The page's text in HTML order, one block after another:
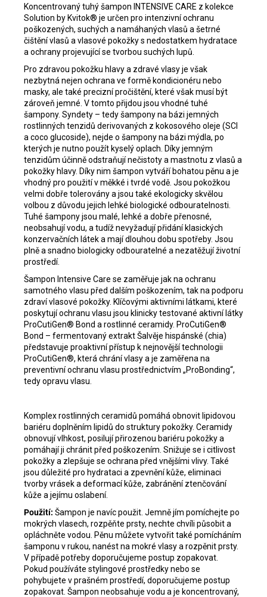
Koncentrovaný tuhý šampon INTENSIVE CARE z kolekce
Solution by Kvitok® je určen pro intenzivní ochranu
poškozených, suchých a namáhaných vlasů a šetrné
čištění vlasů a vlasové pokožky s nedostatkem hydratace
a ochrany projevující se tvorbou suchých lupů.
Pro zdravou pokožku hlavy a zdravé vlasy je však
nezbytná nejen ochrana ve formě kondicionéru nebo
masky, ale také precizní pročištění, které však musí být
zároveň jemné. V tomto přijdou jsou vhodné tuhé
šampony. Syndety – tedy šampony na bázi jemných
rostlinných tenzidů derivovaných z kokosového oleje (SCI
a coco glucoside), nejde o šampony na bázi mýdla, po
kterých je nutno použít kyselý oplach. Díky jemným
tenzidům účinně odstraňují nečistoty a mastnotu z vlasů a
pokožky hlavy. Díky nim šampon vytváří bohatou pěnu a je
vhodný pro použití v měkké i tvrdé vodě. Jsou pokožkou
velmi dobře tolerovány a jsou také ekologicky skvělou
volbou z důvodu jejich lehké biologické odbouratelnosti.
Tuhé šampony jsou malé, lehké a dobře přenosné,
neobsahují vodu, a tudíž nevyžadují přidání klasických
konzervačních látek a mají dlouhou dobu spotřeby. Jsou
plně a snadno biologicky odbouratelné a nezatěžují životní
prostředí.
Šampon Intensive Care se zaměřuje jak na ochranu
samotného vlasu před dalším poškozením, tak na podporu
zdraví vlasové pokožky. Klíčovými aktivními látkami, které
poskytují ochranu vlasu jsou klinicky testované aktivní látky
ProCutiGen® Bond a rostlinné ceramidy. ProCutiGen®
Bond – fermentovaný extrakt Šalvěje hispánské (chia)
představuje proaktivní přístup k nejnovější technologii
ProCutiGen®, která chrání vlasy a je zaměřena na
preventivní ochranu vlasu prostřednictvím „ProBonding“,
tedy opravu vlasu.
Komplex rostlinných ceramidů pomáhá obnovit lipidovou
bariéru doplněním lipidů do struktury pokožky. Ceramidy
obnovují vlhkost, posilují přirozenou bariéru pokožky a
pomáhají ji chránit před poškozením. Snižuje se i citlivost
pokožky a zlepšuje se ochrana před vnějšími vlivy. Také
jsou důležité pro hydrataci a zpevnění kůže, eliminaci
tvorby vrásek a deformací kůže, zabránění ztenčování
kůže a jejímu oslabení.
Použití: Šampon je navíc použit. Jemně jím pomíchejte po
mokrých vlasech, rozpěňte prsty, nechte chvíli působit a
opláchněte vodou. Pěnu můžete vytvořit také pomícháním
šamponu v rukou, nanést na mokré vlasy a rozpěnit prsty.
V případě potřeby doporučujeme postup zopakovat.
Pokud používáte stylingové prostředky nebo se
pohybujete v prašném prostředí, doporučujeme postup
zopakovat. Šampon neobsahuje vodu a je koncentrovaný,